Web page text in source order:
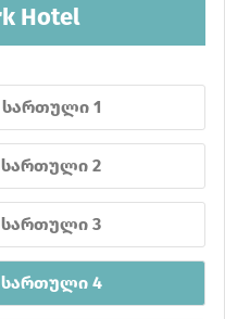
Hotel
1
2
3
4